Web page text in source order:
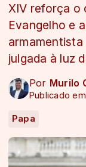
XIV reforça o
Evangelho e
armamentista
julgada à luz
Por Murilo
Publicado
Papa